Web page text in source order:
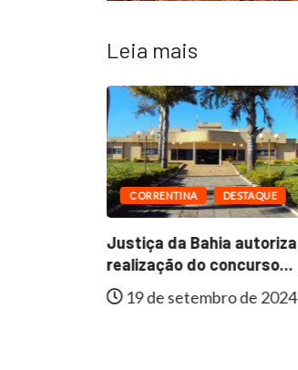
Leia mais
CORRENTINA DESTAQUE
Justiça da Bahia autoriza
realização do concurso...
19 de setembro de 2024